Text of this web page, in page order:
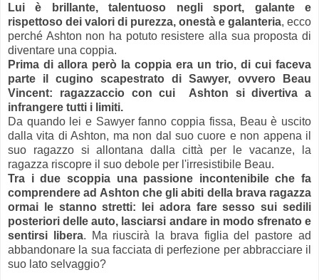
Lui è brillante, talentuoso negli sport, galante e
rispettoso dei valori di purezza, onestà e galanteria, ecco
perché Ashton non ha potuto resistere alla sua proposta di
diventare una coppia.
Prima di allora però la coppia era un trio, di cui faceva
parte il cugino scapestrato di Sawyer, ovvero Beau
Vincent: ragazzaccio con cui Ashton si divertiva a
infrangere tutti i limiti.
Da quando lei e Sawyer fanno coppia fissa, Beau è uscito
dalla vita di Ashton, ma non dal suo cuore e non appena il
suo ragazzo si allontana dalla città per le vacanze, la
ragazza riscopre il suo debole per l'irresistibile Beau.
Tra i due scoppia una passione incontenibile che fa
comprendere ad Ashton che gli abiti della brava ragazza
ormai le stanno stretti: lei adora fare sesso sui sedili
posteriori delle auto, lasciarsi andare in modo sfrenato e
sentirsi libera. Ma riuscirà la brava figlia del pastore ad
abbandonare la sua facciata di perfezione per abbracciare il
suo lato selvaggio?